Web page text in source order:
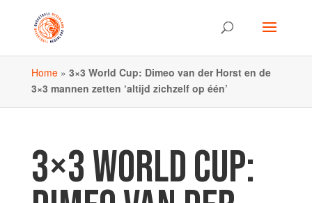
Home» 3×3 World Cup: Dimeo van der Horst en de
3×3 mannen zetten ‘altijd zichzelf op één’
3×3 WORLD CUP: